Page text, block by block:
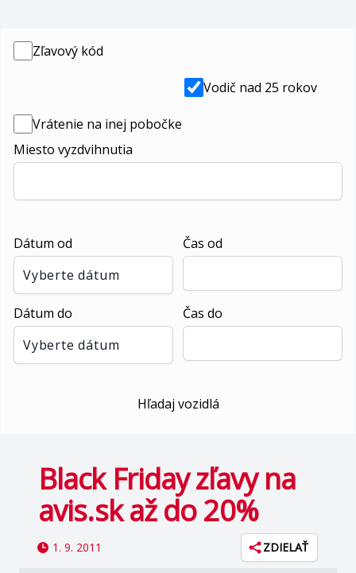
Vrátenie na inej pobočke
Vodič nad 25 rokov
Zľavový kód
Miesto vyzdvihnutia
Dátum od
Vyberte dátum
Čas od
Dátum do
Vyberte dátum
Čas do
Hľadaj vozidlá
Black Friday zľavy na
avis.sk až do 20%
1. 9. 2011 ZDIELAŤ